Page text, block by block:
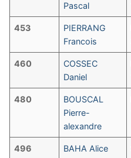
Pascal
453
PIERRANG
Francois
460
COSSEC
Daniel
480
BOUSCAL
Pierre-
alexandre
496 BAHA Alice